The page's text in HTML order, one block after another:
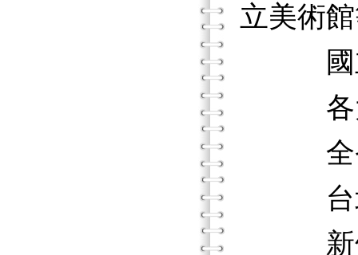
立美術
國立
各大
全省
台北
新竹